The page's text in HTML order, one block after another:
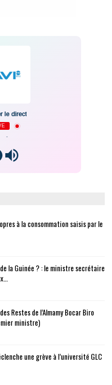
le direct
à la consommation saisis par le
la Guinée ? : le ministre secrétaire
Restes de l’Almamy Bocar Biro
ministre)
une grève à l’université GLC